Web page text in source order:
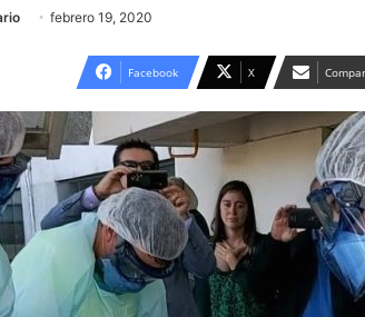
febrero 19, 2020
Facebook X